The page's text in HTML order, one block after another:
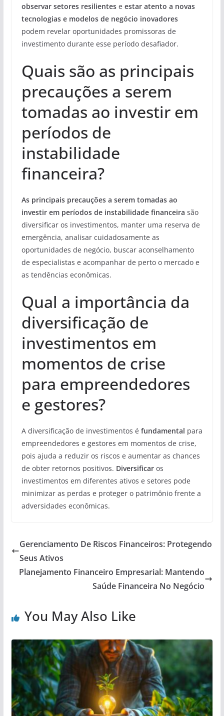
observar setores resilientese estar atento a novas
tecnologias e modelos de negócio inovadores
podem revelar oportunidades promissoras de
investimento durante esse período desafiador.
Quais são as principais
precauções a serem
tomadas ao investir em
períodos de
instabilidade
financeira?
As principais precauções a serem tomadas ao
investir em períodos de instabilidade financeira são
diversificar os investimentos, manter uma reserva de
emergência, analisar cuidadosamente as
oportunidades de negócio, buscar aconselhamento
de especialistas e acompanhar de perto o mercado e
as tendências econômicas.
Qual a importância da
diversificação de
investimentos em
momentos de crise
para empreendedores
e gestores?
A diversificação de investimentos é fundamental para
empreendedores e gestores em momentos de crise,
pois ajuda a reduzir os riscos e aumentar as chances
de obter retornos positivos. Diversificaros
investimentos em diferentes ativos e setores pode
minimizar as perdas e proteger o patrimônio frente a
adversidades econômicas.
Gerenciamento De Riscos Financeiros: Protegendo
Seus Ativos
Planejamento Financeiro Empresarial: Mantendo
Saúde Financeira No Negócio
You May Also Like